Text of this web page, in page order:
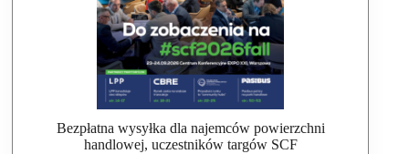
Bezpłatna wysyłka dla najemców powierzchni
handlowej, uczestników targów SCF